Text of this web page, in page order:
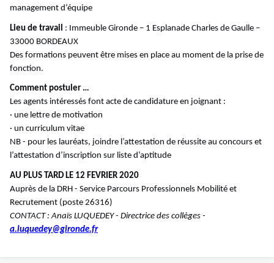
management d’équipe
Lieu de travail : Immeuble Gironde – 1 Esplanade Charles de Gaulle –
33000 BORDEAUX
Des formations peuvent être mises en place au moment de la prise de
fonction.
Comment postuler …
Les agents intéressés font acte de candidature en joignant :
· une lettre de motivation
· un curriculum vitae
NB - pour les lauréats, joindre l’attestation de réussite au concours et
l’attestation d’inscription sur liste d’aptitude
AU PLUS TARD LE 12 FEVRIER 2020
Auprès de la DRH - Service Parcours Professionnels Mobilité et
Recrutement (poste 26316)
CONTACT :Anaïs LUQUEDEY - Directrice des collèges -
a.luquedey@gironde.fr